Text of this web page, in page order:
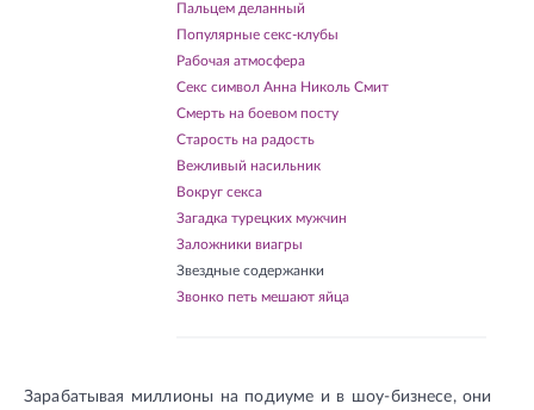
Пальцем деланный
Популярные секс-клубы
Рабочая атмосфера
Секс символ Анна Николь Смит
Смерть на боевом посту
Старость на радость
Вежливый насильник
Вокруг секса
Загадка турецких мужчин
Заложники виагры
Звездные содержанки
Звонко петь мешают яйца
Зарабатывая миллионы на подиуме и в шоу-бизнесе, они